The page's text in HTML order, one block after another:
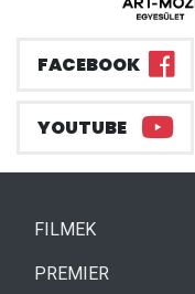
FACEBOOK
YOUTUBE
FILMEK(CURRENT)
PREMIER